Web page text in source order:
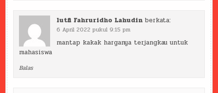
lutfi Fahruridho Lahudin berkata:
6 April 2022 pukul 9:15 pm
mantap kakak harganya terjangkau untuk
mahasiswa
Balas